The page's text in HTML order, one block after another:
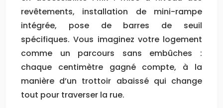
revêtements, installation de mini-rampe
intégrée, pose de barres de seuil
spécifiques. Vous imaginez votre logement
comme un parcours sans embûches :
chaque centimètre gagné compte, à la
manière d’un trottoir abaissé qui change
tout pour traverser la rue.